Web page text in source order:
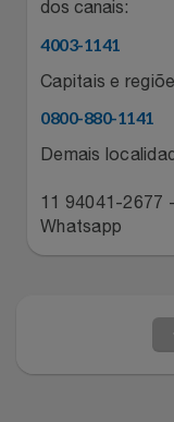
Saúde E Bem-Estar
Utilidades Industriais
Vestuário
The Bar
Tramontina
Três Corações
dos canais:
4003-1141
Capitais e
0800-880-1141
Demais
11 94041-2677
Whatsapp